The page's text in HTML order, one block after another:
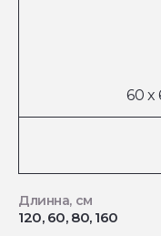
Длинна, см
120, 60, 80, 160